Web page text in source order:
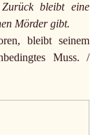
bleibt eine
Mörder gibt.
bleibt seinem
Muss. /